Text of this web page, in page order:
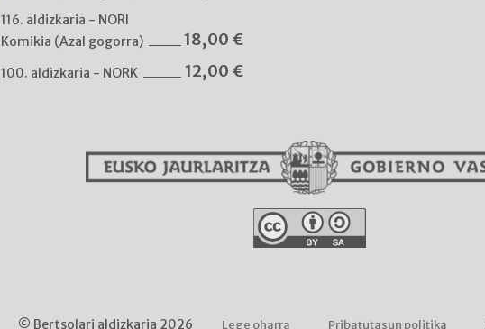
116. aldizkaria - NORI
Komikia (Azal gogorra)
18,00 €
100. aldizkaria - NORK 12,00 €
© Bertsolari aldizkaria 2026 Lege oharra Pribatutasun politika